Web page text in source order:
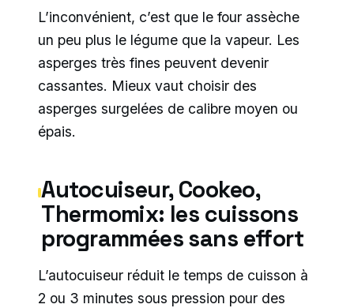
L’inconvénient, c’est que le four assèche
un peu plus le légume que la vapeur. Les
asperges très fines peuvent devenir
cassantes. Mieux vaut choisir des
asperges surgelées de calibre moyen ou
épais.
Autocuiseur, Cookeo,
Thermomix: les cuissons
programmées sans effort
L’autocuiseur réduit le temps de cuisson à
2 ou 3 minutes sous pression pour des